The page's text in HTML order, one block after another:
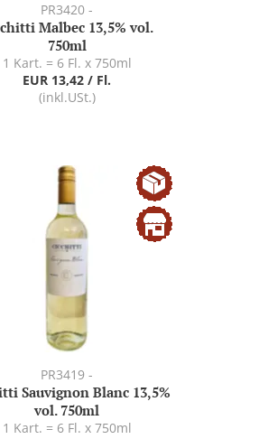
PR3420 -
Malbec 13,5% vol.
750ml
1 Kart. = 6 Fl. x 750ml
EUR 13,42 / Fl.
(inkl.USt.)
PR3419 -
Sauvignon Blanc 13,5%
vol. 750ml
1 Kart. = 6 Fl. x 750ml